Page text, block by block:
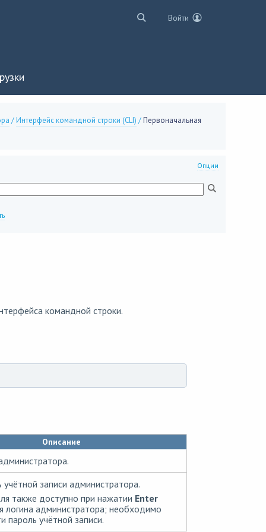
Войти
/Интерфейс командной строки (CLI) /Первоначальная
Опции
командной строки.
Описание
учётной записи администратора.
также доступно при нажатии Enter
логина администратора; необходимо
пароль учётной записи.